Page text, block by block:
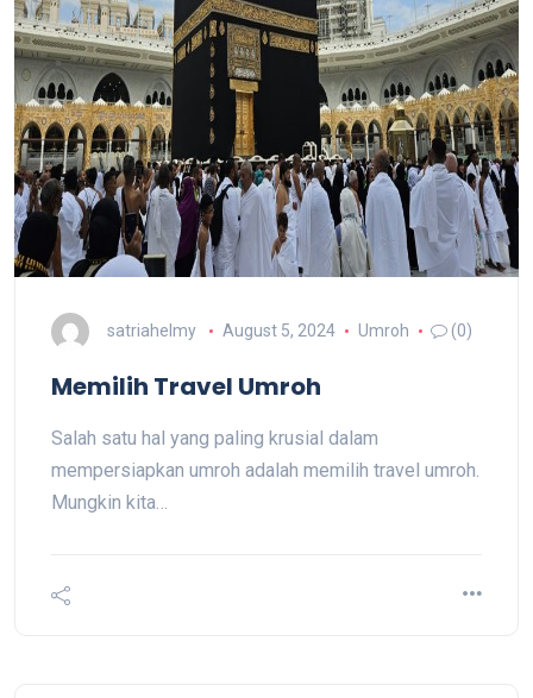
satriahelmy August 5, 2024 Umroh (0)
Memilih Travel Umroh
Salah satu hal yang paling krusial dalam
mempersiapkan umroh adalah memilih travel umroh.
Mungkin kita…